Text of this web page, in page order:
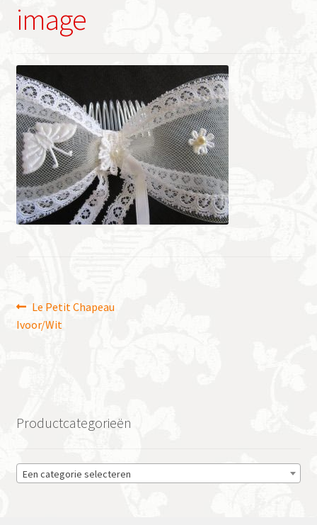
image
Bericht
navigatie
Vorig
bericht:
Le Petit Chapeau
Ivoor/Wit
Productcategorieën
Een categorie selecteren